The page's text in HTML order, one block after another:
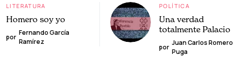
LITERATURA
Homero soy yo
por
Fernando García
Ramírez
POLÍTICA
Una verdad
totalmente Palacio
por
Juan Carlos Romero
Puga